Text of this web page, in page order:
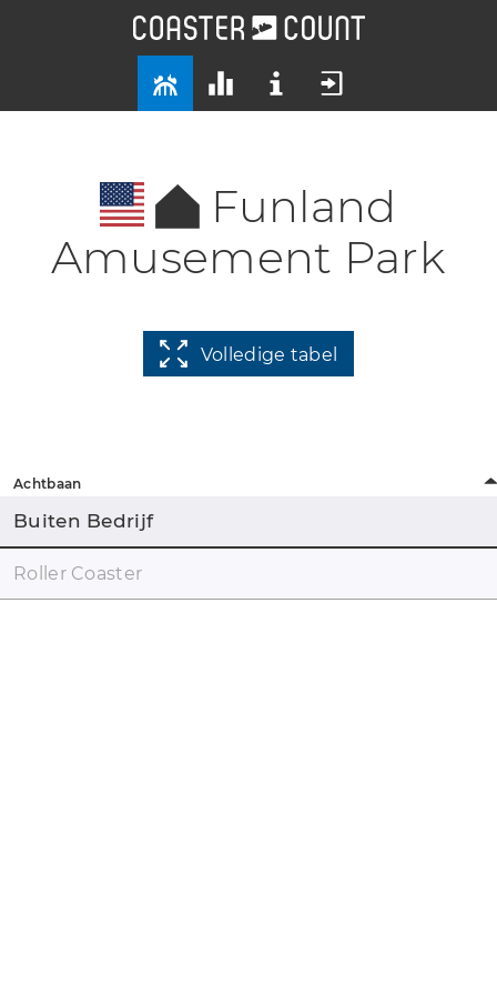
Funland
Amusement Park
Volledige tabel
Achtbaan
Buiten Bedrijf
Roller Coaster